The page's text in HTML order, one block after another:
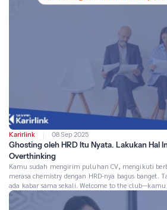
Karirlink 08 Sep 2025
Ghosting oleh HRD Itu Nyata. Lakukan Hal
Overthinking
Kamu sudah mengirim puluhan CV, mengikuti
merasa chemistry dengan HRD-nya bagus banget.
ada kabar sama sekali. Welcome to the
ghosting dari HRD. Jangan salah, fenomena ini
semua fresh graduate. Lebih dari 75% job seeker